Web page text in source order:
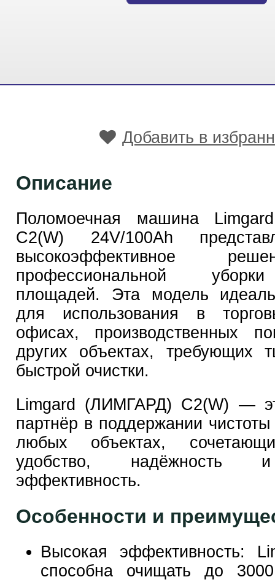
Добавить в
Описание
Поломоечная машина
C2(W) 24V/100Ah
высокоэффективное
профессиональной
площадей. Эта модель
для использования в
офисах, производственных
других объектах, требующих
быстрой очистки.
Limgard (ЛИМГАРД) C2(W) —
партнёр в поддержании
любых объектах,
удобство, надёжность
эффективность.
Особенности и
Высокая эффективность:
способна очищать до